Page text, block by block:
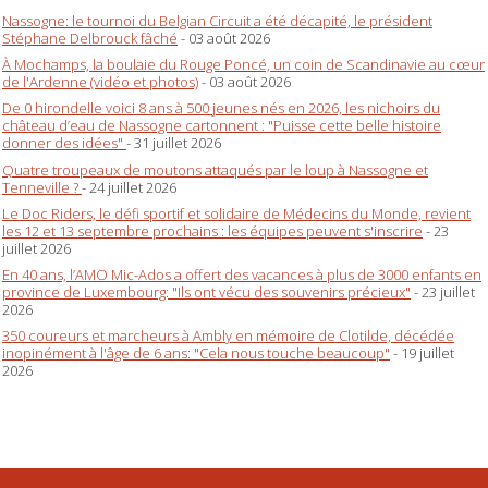
Nassogne: le tournoi du Belgian Circuit a été décapité, le président
Stéphane Delbrouck fâché - 03 août 2026
À Mochamps, la boulaie du Rouge Poncé, un coin de Scandinavie au cœur
de l'Ardenne (vidéo et photos)- 03 août 2026
De 0 hirondelle voici 8 ans à 500 jeunes nés en 2026, les nichoirs du
château d’eau de Nassogne cartonnent : "Puisse cette belle histoire
donner des idées" - 31 juillet 2026
Quatre troupeaux de moutons attaqués par le loup à Nassogne et
Tenneville ?- 24 juillet 2026
Le Doc Riders, le défi sportif et solidaire de Médecins du Monde, revient
les 12 et 13 septembre prochains : les équipes peuvent s'inscrire - 23
juillet 2026
En 40 ans, l’AMO Mic-Ados a offert des vacances à plus de 3000 enfants en
province de Luxembourg: "Ils ont vécu des souvenirs précieux" - 23 juillet
2026
350 coureurs et marcheurs à Ambly en mémoire de Clotilde, décédée
inopinément à l'âge de 6 ans: "Cela nous touche beaucoup" - 19 juillet
2026